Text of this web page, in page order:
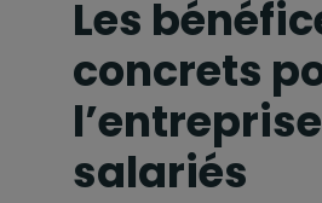
Les
concrets
salariés